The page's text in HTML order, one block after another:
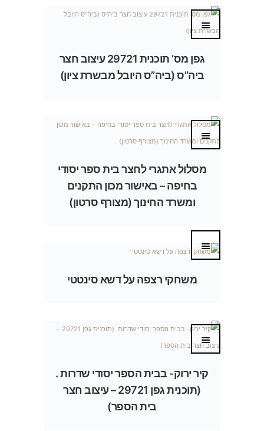
גפן מס’ תוכנית 29721 עיצוב חצר
ביה”ס (ביה”ס היובל מבשרת ציון)
מסלול אתגרי לחצר בית ספר יסודי
בחיפה – באישור מכון התקנים
ומשרד החינוך (מצורף סרטון)
משחקי רצפה על דשא סינטטי
קיר ירוק- בבית הספר יסודי שדרות .
(תוכנית גפן 29721 – עיצוב חצר
בית הספר)